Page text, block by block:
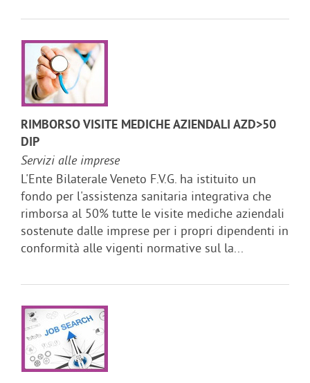
RIMBORSO VISITE MEDICHE AZIENDALI AZD>50
DIP
Servizi alle imprese
L'Ente Bilaterale Veneto F.V.G. ha istituito un
fondo per l'assistenza sanitaria integrativa che
rimborsa al 50% tutte le visite mediche aziendali
sostenute dalle imprese per i propri dipendenti in
conformità alle vigenti normative sul la...